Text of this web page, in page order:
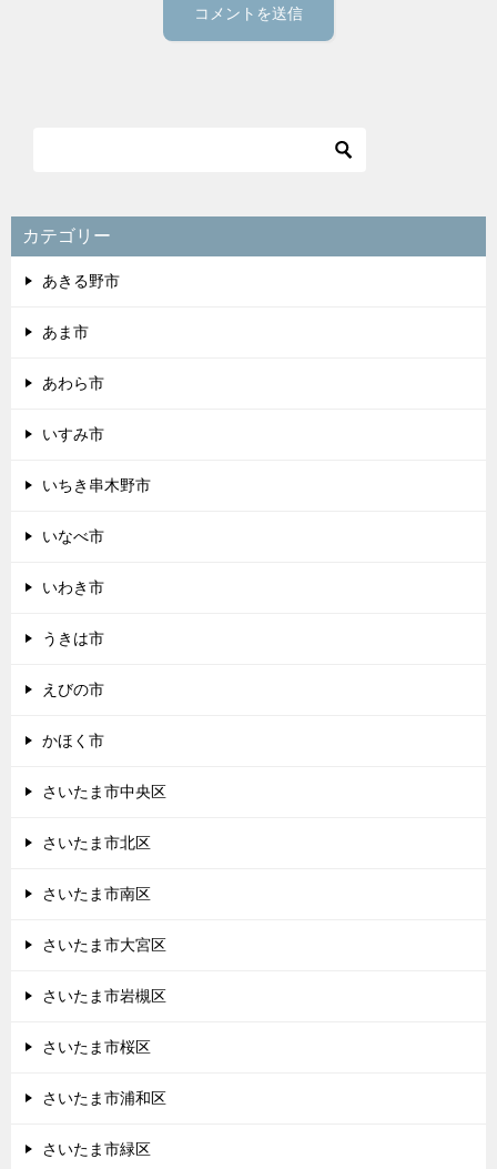
カテゴリー
あきる野市
あま市
あわら市
いすみ市
いちき串木野市
いなべ市
いわき市
うきは市
えびの市
かほく市
さいたま市中央区
さいたま市北区
さいたま市南区
さいたま市大宮区
さいたま市岩槻区
さいたま市桜区
さいたま市浦和区
さいたま市緑区